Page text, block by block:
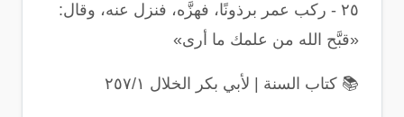
٢٥ - ركب عمر برذونًا، فهزَّه، فنزل عنه، وقال:
«قبَّح الله من علمك ما أرى»
📚 كتاب السنة | لأبي بكر الخلال ٢٥٧/١